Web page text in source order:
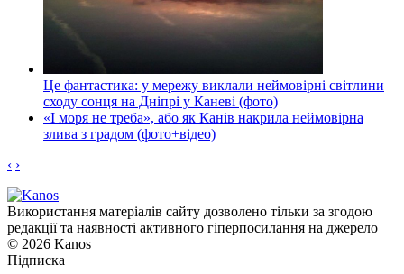
Це фантастика: у мережу виклали неймовірні світлини
сходу сонця на Дніпрі у Каневі (фото)
«І моря не треба», або як Канів накрила неймовірна
злива з градом (фото+відео)
‹ ›
Використання матеріалів сайту дозволено тільки за згодою
редакції та наявності активного гіперпосилання на джерело
© 2026 Kanos
Підписка